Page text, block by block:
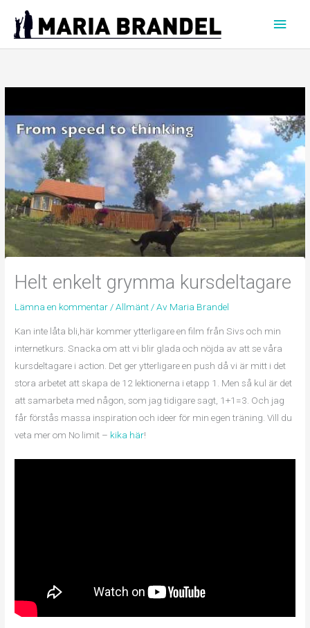
innehåll
Helt enkelt grymma kursdeltagare
Lämna en kommentar /Allmänt / Av Maria Brandel
Kan inte låta bli,här kommer ytterligare en film från Sivs och min
internetkurs. Snacka om att vi blir glada och nöjda av att se våra
kursdeltagare i action. Det ger ytterligare en push då vi är mitt i det
stora arbetet att skapa de 12 lektionerna i etapp 1. Men så kul är det
att samarbeta med någon, som jag tidigare sagt, 1+1=3. Och jag
får förstås massa inspiration och ideer för min egen träning. Vill du
veta mer om No limit – kika här!